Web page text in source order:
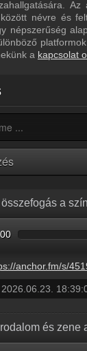
névre és
népszerűség
a kapcsolat
a
s/45194458/podcast/play/121920001/
2026.06.23.
és zene